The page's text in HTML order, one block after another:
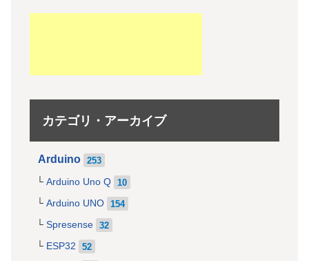
カテゴリ・アーカイブ
Arduino 253
Arduino Uno Q 10
Arduino UNO 154
Spresense 32
ESP32 52